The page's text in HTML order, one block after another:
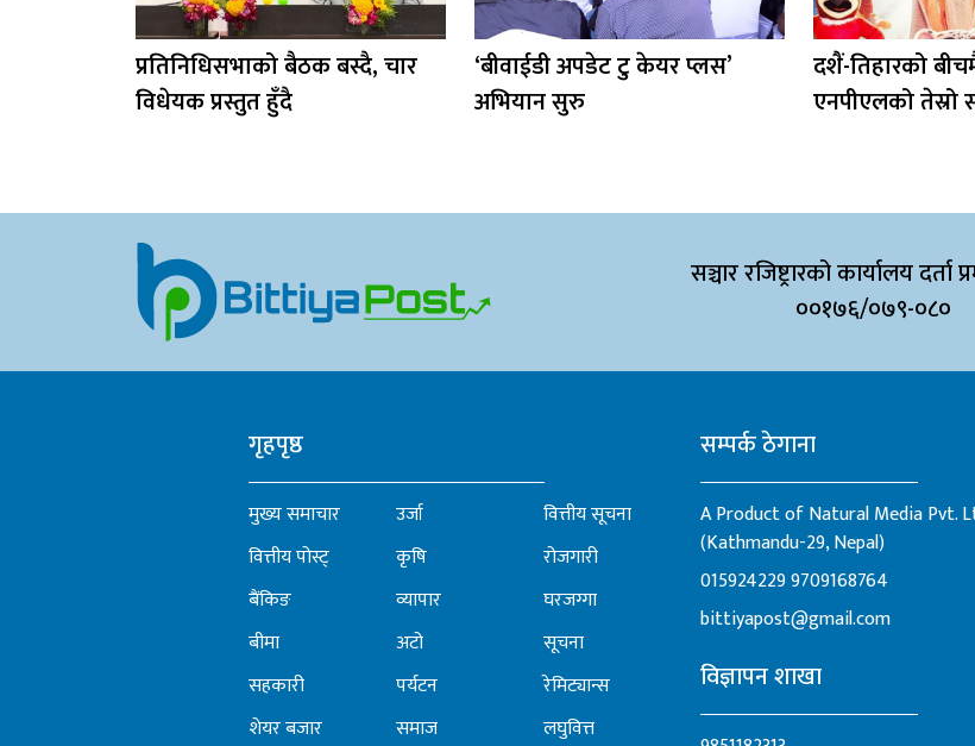
प्रतिनिधिसभाको बैठक बस्दै, चार
विधेयक प्रस्तुत हुँदै
‘बीवाईडी अपडेट टु केयर प्लस’
अभियान सुरु
दशैं-तिहारको
एनपीएलको
सञ्चार रजिष्ट्रारको कार्यालय दर्ता
००१७६/०७९-०८०
गृहपृष्ठ
मुख्य समाचार
वित्तीय पोस्ट्
बैंकिङ
बीमा
सहकारी
शेयर बजार
उर्जा
कृषि
व्यापार
अटो
पर्यटन
समाज
वित्तीय सूचना
रोजगारी
घरजग्गा
सूचना
रेमिट्यान्स
लघुवित्त
सम्पर्क ठेगाना
A Product of Natural Media Pvt.
(Kathmandu-29, Nepal)
0159242299709168764
bittiyapost@gmail.com
विज्ञापन शाखा